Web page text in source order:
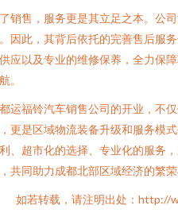
销售，服务更是其立足之本。公
因此，其背后依托的完善售后服
应以及专业的维修保养，全力保
。
运福铃汽车销售公司的开业，不
更是区域物流装备升级和服务模
、超市化的选择、专业化的服务
共同助力成都北部区域经济的繁荣
如若转载，请注明出处：http://